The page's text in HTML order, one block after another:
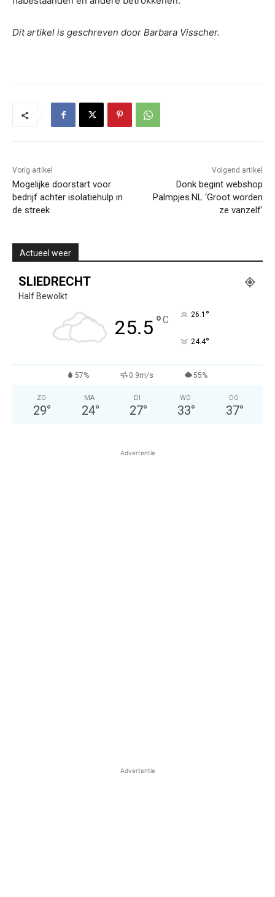
Dit artikel is geschreven door Barbara Visscher.
Vorig artikel
Mogelijke doorstart voor
bedrijf achter isolatiehulp in
de streek
Volgend artikel
Donk begint webshop
Palmpjes.NL ‘Groot worden
ze vanzelf’
Actueel weer
SLIEDRECHT
Half Bewolkt
25.5°C 26.1 °
24.4°
57% 0.9m/s 55%
ZO
29°
MA
24°
DI
27°
WO
33°
DO
37°
Advertentie
Advertentie